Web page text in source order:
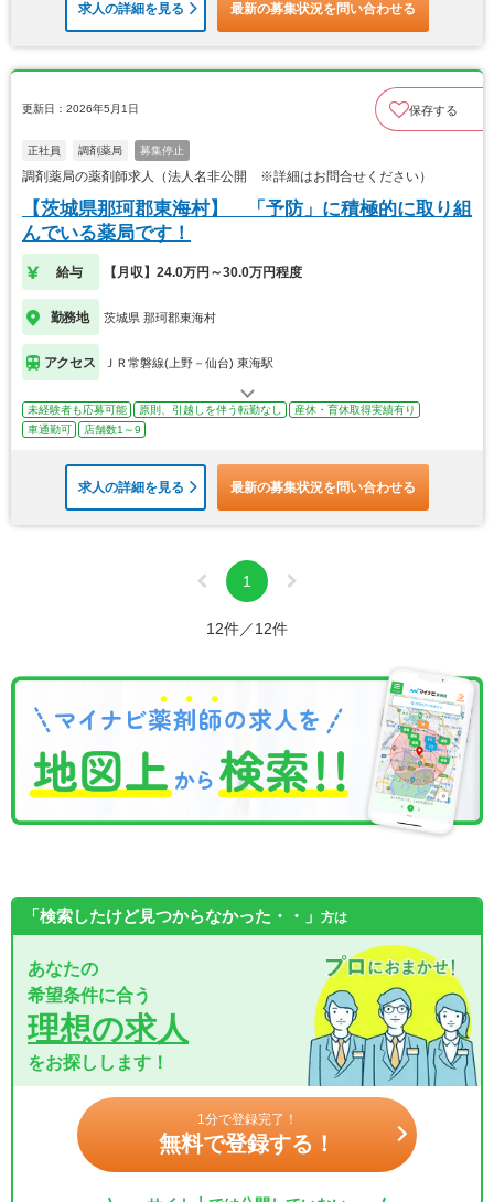
求人の詳細を見る 最新の募集状況を問い合わせる
更新日：2026年5月1日 保存する
正社員 調剤薬局 募集停止
調剤薬局の薬剤師求人（法人名非公開 ※詳細はお問合せください）
【茨城県那珂郡東海村】 「予防」に積極的に取り組
んでいる薬局です！
給与 【月収】24.0万円～30.0万円程度
勤務地 茨城県 那珂郡東海村
アクセス ＪＲ常磐線(上野－仙台) 東海駅
未経験者も応募可能 原則、引越しを伴う転勤なし
産休・育休取得実績有り
車通勤可
店舗数1～9
求人の詳細を見る 最新の募集状況を問い合わせる
1
12件／12件
「検索したけど見つからなかった・・」 方は
あなたの
希望条件に合う
理想の求人
をお探しします！
1分で登録完了！
無料で登録する！